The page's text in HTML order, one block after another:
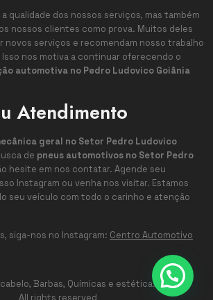
qualidade dos nossos serviços, mas também
nossos clientes como prova. Muitos deles
novos serviços e recomendam nosso trabalho
Isso nos motiva a continuar oferecendo o
automotiva no Pedro Ludovico Goiânia
Atendimento
geral no Setor Pedro Ludovico
de pneus automotivos no Setor Pedro
hesite em nos contatar. Agende seu
Instagram ou venha nos visitar. Estamos
seu veículo com todo o carinho e atenção
siga-nos no Instagram: Centro Automotivo
Barbas, Químicas e estética.
All rights reserved